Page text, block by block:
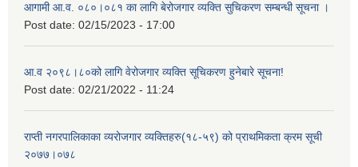
आगामी आ.व. ०८०।०८१ का लागि बेरोजगार व्यक्ति सुचिकरण सम्बन्धी सूचना ।
Post date: 02/15/2023 - 17:00
आ.व २०९८।८०को लागि वेरोजगार व्यक्ति सूचिकरण हुनेबारे सूचना!
Post date: 02/21/2022 - 11:24
राप्ती नगरपालिकाका व्यरोजगार व्यक्तिहरु(१८-५९) को प्राथमिकता क्रम सूची
२०७७।०७८